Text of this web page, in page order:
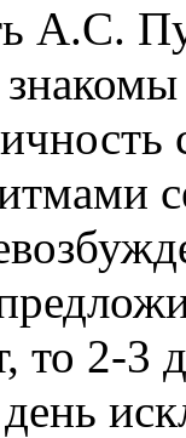
А.С.
то 2-3